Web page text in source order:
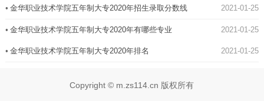
• 金华职业技术学院五年制大专2020年招生录取分数线 2021-01-25
• 金华职业技术学院五年制大专2020年有哪些专业 2021-01-25
• 金华职业技术学院五年制大专2020年排名 2021-01-25
Copyright © m.zs114.cn 版权所有